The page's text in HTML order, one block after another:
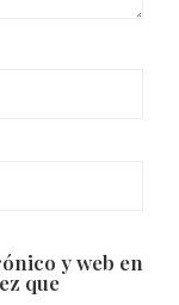
y web en
que